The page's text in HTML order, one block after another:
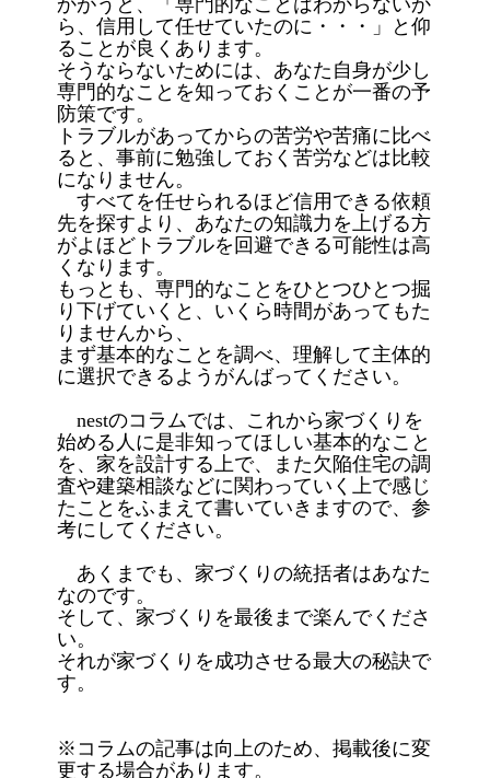
かがうと、「専門的なことはわからないか
ら、信用して任せていたのに・・・」と仰
ることが良くあります。
そうならないためには、あなた自身が少し
専門的なことを知っておくことが一番の予
防策です。
トラブルがあってからの苦労や苦痛に比べ
ると、事前に勉強しておく苦労などは比較
になりません。
すべてを任せられるほど信用できる依頼
先を探すより、あなたの知識力を上げる方
がよほどトラブルを回避できる可能性は高
くなります。
もっとも、専門的なことをひとつひとつ掘
り下げていくと、いくら時間があってもた
りませんから、
まず基本的なことを調べ、理解して主体的
に選択できるようがんばってください。
nestのコラムでは、これから家づくりを
始める人に是非知ってほしい基本的なこと
を、家を設計する上で、また欠陥住宅の調
査や建築相談などに関わっていく上で感じ
たことをふまえて書いていきますので、参
考にしてください。
あくまでも、家づくりの統括者はあなた
なのです。
そして、家づくりを最後まで楽んでくださ
い。
それが家づくりを成功させる最大の秘訣で
す。
※コラムの記事は向上のため、掲載後に変
更する場合があります。